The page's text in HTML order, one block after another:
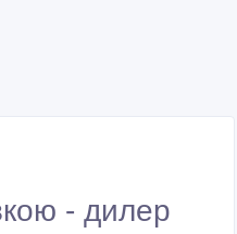
- дилер